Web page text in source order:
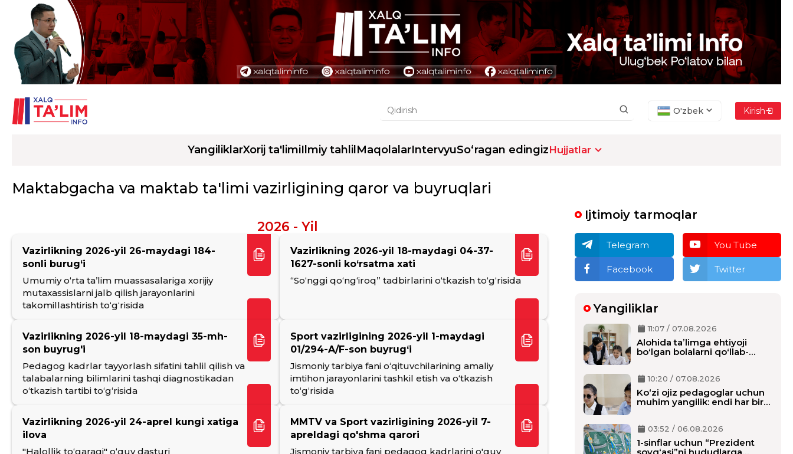
O'zbek Kirish
YangiliklarXorij ta'limiIlmiy tahlil MaqolalarIntervyuSo‘ragan edingizHujjatlar
Maktabgacha va maktab ta'limi vazirligining qaror va buyruqlari
2026 - Yil
Vazirlikning 2026-yil 26-maydagi 184-
sonli burug‘i
Umumiy o‘rta ta’lim muassasalariga xorijiy
mutaxassislarni jalb qilish jarayonlarini
takomillashtirish toʻgʻrisida
Vazirlikning 2026-yil 18-maydagi 04-37-
1627-sonli ko‘rsatma xati
“So‘nggi qo‘ng‘iroq” tadbirlarini o‘tkazish to‘g‘risida
Vazirlikning 2026-yil 18-maydagi 35-mh-
son buyrug'i
Pedagog kadrlar tayyorlash sifatini tahlil qilish va
talabalarning bilimlarini tashqi diagnostikadan
o‘tkazish tartibi to‘g‘risida
Sport vazirligining 2026-yil 1-maydagi
01/294-A/F-son buyrug‘i
Jismoniy tarbiya fani o‘qituvchilarining amaliy
imtihon jarayonlarini tashkil etish va o‘tkazish
to‘g‘risida
Vazirlikning 2026-yil 24-aprel kungi xatiga
ilova
"Halollik to‘garagi" o‘quv dasturi
MMTV va Sport vazirligining 2026-yil 7-
apreldagi qo'shma qarori
Jismoniy tаrbiуа fani pedagog kadrlarini o'quv
Ijtimoiy tarmoqlar
Telegram You Tube
Facebook Twitter
Yangiliklar
11:07 / 07.08.2026
Alohida taʼlimga ehtiyoji
boʻlgan bolalarni qoʻllab-
10:20 / 07.08.2026
Ko‘zi ojiz pedagoglar uchun
muhim yangilik: endi har bir
03:52 / 06.08.2026
1-sinflar uchun “Prezident